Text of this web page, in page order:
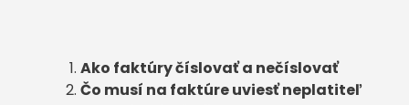
Ako faktúry číslovať a nečíslovať
Čo musí na faktúre uviesť neplatiteľ